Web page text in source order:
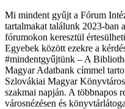
Mi mindent gyűjt a Fórum
tartalmakat találunk 2023-ban
fórumokon keresztül
Egyebek között ezekre a
#mindentgyűjtünk – A
Magyar Adatbank címmel
Szlovákiai Magyar
szakmai napján. A többnapos
városnézésen és